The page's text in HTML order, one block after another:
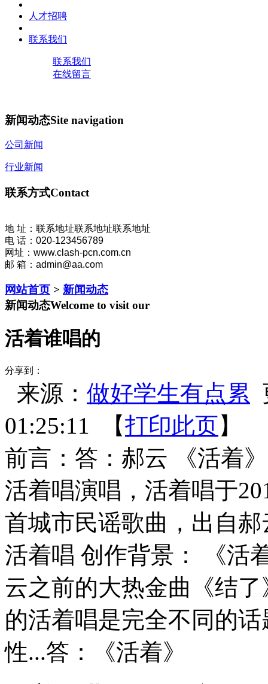
人才招聘
联系我们
联系我们
在线留言
新闻动态Site navigation
公司新闻
行业新闻
联系方式Contact
地 址：联系地址联系地址联系地址
电 话：020-123456789
网址：www.clash-pcn.com.cn
邮 箱：admin@aa.com
网站首页 > 新闻动态
新闻动态Welcome to visit our
活着谁唱的
分享到：
来源： 做好学生有点累
01:25:11 【打印此页】
前言：答：郝云 《活着
活着唱演唱，活着唱于
首城市民谣歌曲，出自
活着唱 创作背景： 《活
云之前的大热金曲《结
的活着唱是完全不同的
性...答：《活着》